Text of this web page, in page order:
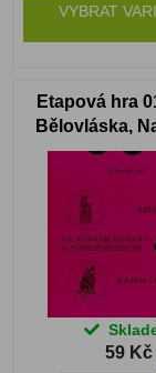
VYBRAT
Etapová hra
Bělovláska,
odvahy a
Rájem i
59 Kč